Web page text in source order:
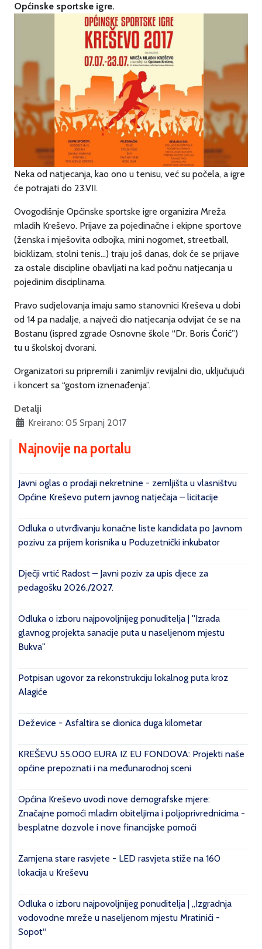
Općinske sportske igre.
Neka od natjecanja, kao ono u tenisu, već su počela, a igre
će potrajati do 23.VII.
Ovogodišnje Općinske sportske igre organizira Mreža
mladih Kreševo. Prijave za pojedinačne i ekipne sportove
(ženska i mješovita odbojka, mini nogomet, streetball,
biciklizam, stolni tenis...) traju još danas, dok će se prijave
za ostale discipline obavljati na kad počnu natjecanja u
pojedinim disciplinama.
Pravo sudjelovanja imaju samo stanovnici Kreševa u dobi
od 14 pa nadalje, a najveći dio natjecanja odvijat će se na
Bostanu (ispred zgrade Osnovne škole “Dr. Boris Ćorić”)
tu u školskoj dvorani.
Organizatori su pripremili i zanimljiv revijalni dio, uključujući
i koncert sa “gostom iznenađenja”.
Detalji
Kreirano: 05 Srpanj 2017
Najnovije na portalu
Javni oglas o prodaji nekretnine - zemljišta u vlasništvu
Općine Kreševo putem javnog natječaja – licitacije
Odluka o utvrđivanju konačne liste kandidata po Javnom
pozivu za prijem korisnika u Poduzetnički inkubator
Dječji vrtić Radost – Javni poziv za upis djece za
pedagošku 2026./2027.
Odluka o izboru najpovoljnijeg ponuditelja | ''Izrada
glavnog projekta sanacije puta u naseljenom mjestu
Bukva''
Potpisan ugovor za rekonstrukciju lokalnog puta kroz
Alagiće
Deževice - Asfaltira se dionica duga kilometar
KREŠEVU 55.000 EURA IZ EU FONDOVA: Projekti naše
općine prepoznati i na međunarodnoj sceni
Općina Kreševo uvodi nove demografske mjere:
Značajne pomoći mladim obiteljima i poljoprivrednicima -
besplatne dozvole i nove financijske pomoći
Zamjena stare rasvjete - LED rasvjeta stiže na 160
lokacija u Kreševu
Odluka o izboru najpovoljnijeg ponuditelja | „Izgradnja
vodovodne mreže u naseljenom mjestu Mratinići -
Sopot“